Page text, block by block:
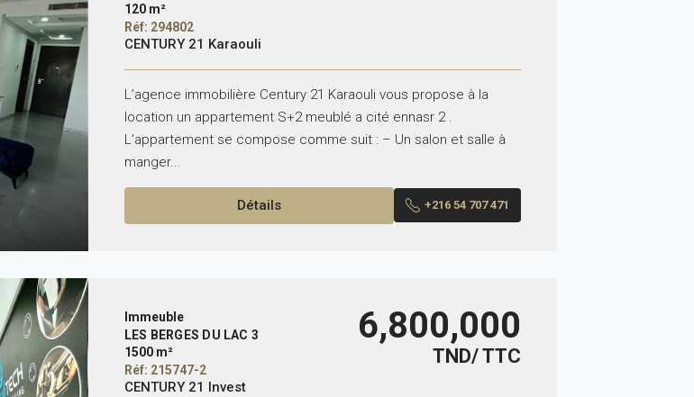
120 m²
Réf: 294802
CENTURY 21 Karaouli
L’agence immobilière Century 21 Karaouli vous propose à la
location un appartement S+2 meublé a cité ennasr 2 .
L’appartement se compose comme suit : – Un salon et salle à
manger...
Détails +216 54 707 471
Immeuble
LES BERGES DU LAC 3
1500 m²
Réf: 215747-2
CENTURY 21 Invest
6,800,000
TND/ TTC